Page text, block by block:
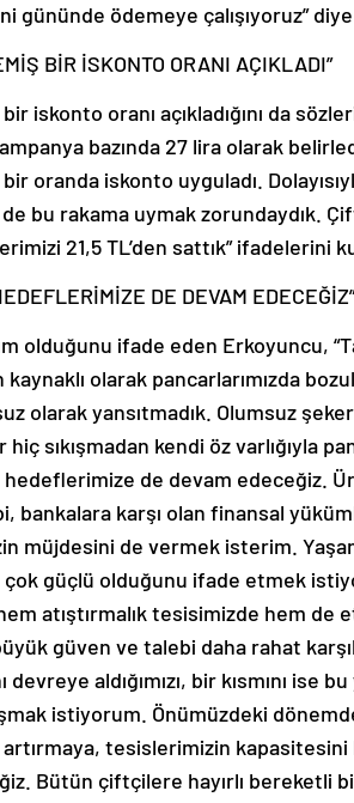
gününde ödemeye çalışıyoruz”
BİR İSKONTO ORANI AÇIKLADI”
iskonto oranı açıkladığını da
bazında 27 lira olarak
oranda iskonto uyguladı.
de bu rakama uymak zorundaydık.
21,5 TL’den sattık” ifadelerini
DE DEVAM EDECEĞİZ”
olduğunu ifade eden Erkoyuncu,
olarak pancarlarımızda
olarak yansıtmadık. Olumsuz
sıkışmadan kendi öz varlığıyla
hedeflerimize de devam edeceğiz.
bankalara karşı olan finansal
müjdesini de vermek isterim.
güçlü olduğunu ifade etmek
atıştırmalık tesisimizde hem de
güven ve talebi daha rahat
aldığımızı, bir kısmını ise
istiyorum. Önümüzdeki dönemde
artırmaya, tesislerimizin
Bütün çiftçilere hayırlı bereketli